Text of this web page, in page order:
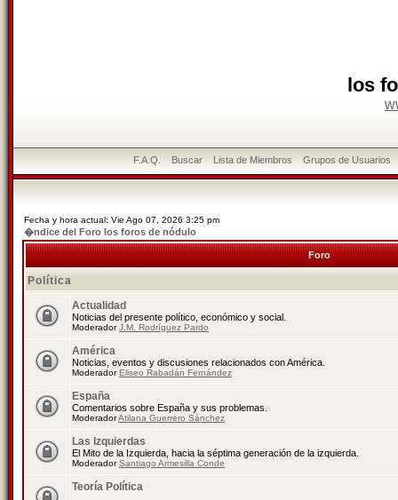
los
F.A.Q. Buscar Lista de Miembros Grupos de Usuarios
Fecha y hora actual: Vie Ago 07, 2026 3:25 pm
�ndice del Foro los foros de nódulo
Foro
Política
Actualidad
Noticias del presente político, económico y social.
ModeradorJ.M. Rodríguez Pardo
América
Noticias, eventos y discusiones relacionados con América.
ModeradorEliseo Rabadán Fernández
España
Comentarios sobre España y sus problemas.
ModeradorAtilana Guerrero Sánchez
Las Izquierdas
El Mito de la Izquierda, hacia la séptima generación de la izquierda.
ModeradorSantiago Armesilla Conde
Teoría Política